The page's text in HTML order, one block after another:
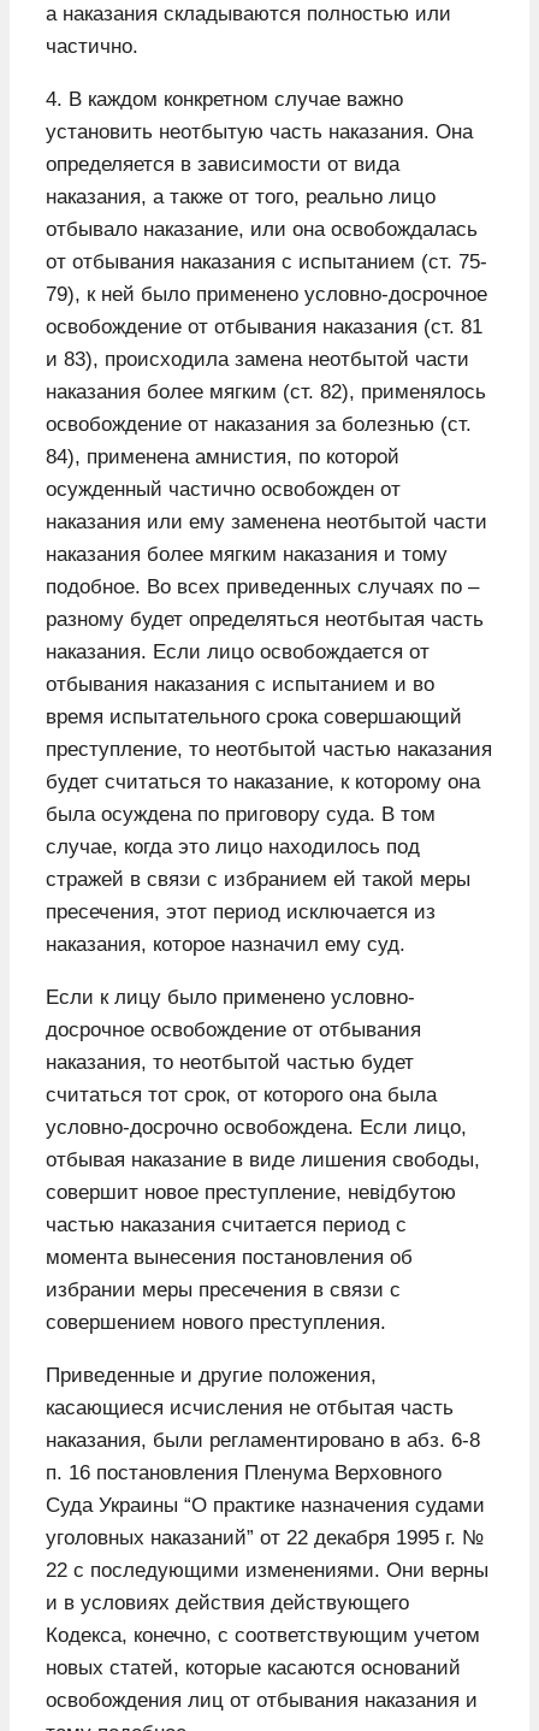
а наказания складываются полностью или
частично.
4. В каждом конкретном случае важно
установить неотбытую часть наказания. Она
определяется в зависимости от вида
наказания, а также от того, реально лицо
отбывало наказание, или она освобождалась
от отбывания наказания с испытанием (ст. 75-
79), к ней было применено условно-досрочное
освобождение от отбывания наказания (ст. 81
и 83), происходила замена неотбытой части
наказания более мягким (ст. 82), применялось
освобождение от наказания за болезнью (ст.
84), применена амнистия, по которой
осужденный частично освобожден от
наказания или ему заменена неотбытой части
наказания более мягким наказания и тому
подобное. Во всех приведенных случаях по –
разному будет определяться неотбытая часть
наказания. Если лицо освобождается от
отбывания наказания с испытанием и во
время испытательного срока совершающий
преступление, то неотбытой частью наказания
будет считаться то наказание, к которому она
была осуждена по приговору суда. В том
случае, когда это лицо находилось под
стражей в связи с избранием ей такой меры
пресечения, этот период исключается из
наказания, которое назначил ему суд.
Если к лицу было применено условно-
досрочное освобождение от отбывания
наказания, то неотбытой частью будет
считаться тот срок, от которого она была
условно-досрочно освобождена. Если лицо,
отбывая наказание в виде лишения свободы,
совершит новое преступление, невідбутою
частью наказания считается период с
момента вынесения постановления об
избрании меры пресечения в связи с
совершением нового преступления.
Приведенные и другие положения,
касающиеся исчисления не отбытая часть
наказания, были регламентировано в абз. 6-8
п. 16 постановления Пленума Верховного
Суда Украины “О практике назначения судами
уголовных наказаний” от 22 декабря 1995 г. №
22 с последующими изменениями. Они верны
и в условиях действия действующего
Кодекса, конечно, с соответствующим учетом
новых статей, которые касаются оснований
освобождения лиц от отбывания наказания и